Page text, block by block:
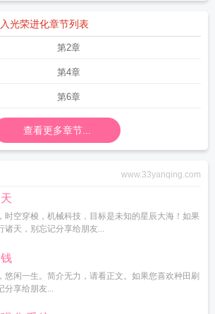
代我的神域只有9平米
趣阁 神祇时代开局神王
代从虫族开始无限进化
光荣进化章节列表
第2章
第4章
第6章
查看更多章节...
www.33yanqing.com
时空穿梭，机械科技，目标是未知的星辰大海！如果
诸天，别忘记分享给朋友...
悠闲一生。简介无力，请看正文。如果您喜欢种田刷
分享给朋友...